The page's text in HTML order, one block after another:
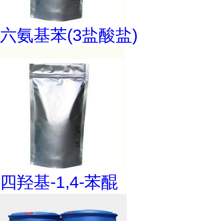
六氨基苯(3盐酸盐)
四羟基-1,4-苯醌